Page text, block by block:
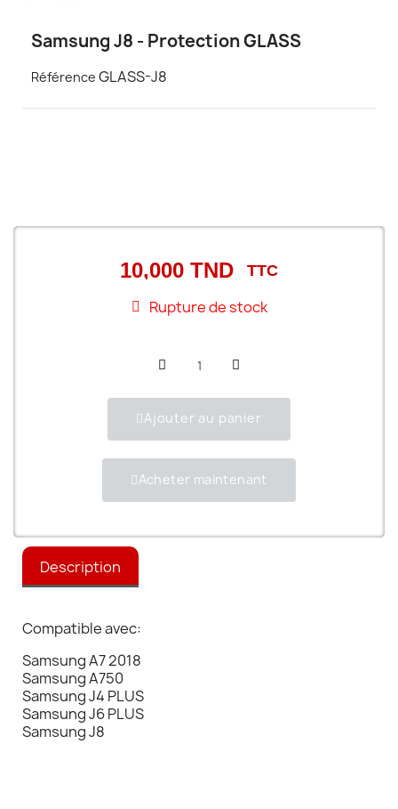
Samsung J8 - Protection GLASS
Référence GLASS-J8
10,000 TND TTC
Rupture de stock
Ajouter au panier
Acheter maintenant
Description
Compatible avec:
Samsung A7 2018
Samsung A750
Samsung J4 PLUS
Samsung J6 PLUS
Samsung J8